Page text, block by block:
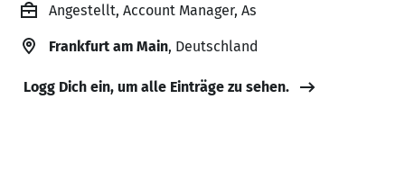
Angestellt, Account Manager, As
Frankfurt am Main, Deutschland
Logg Dich ein, um alle Einträge zu sehen.